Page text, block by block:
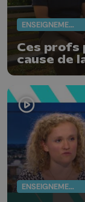
ENSEIGNEMENT
Ces profs
cause de
bien plus
ENSEIGNEMENT